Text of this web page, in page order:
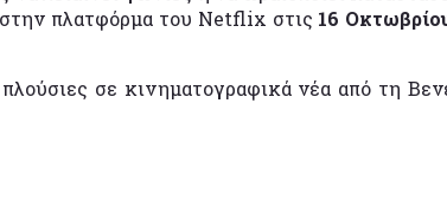
πλατφόρμα του Netflix στις 16
σε κινηματογραφικά νέα από τη